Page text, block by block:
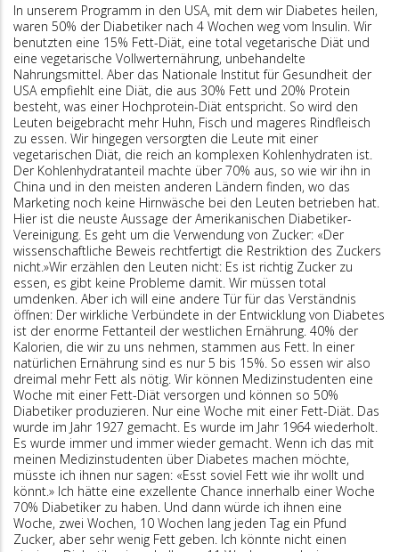
In unserem Programm in den USA, mit dem wir Diabetes heilen,
waren 50% der Diabetiker nach 4 Wochen weg vom Insulin. Wir
benutzten eine 15% Fett-Diät, eine total vegetarische Diät und
eine vegetarische Vollwerternährung, unbehandelte
Nahrungsmittel. Aber das Nationale Institut für Gesundheit der
USA empfiehlt eine Diät, die aus 30% Fett und 20% Protein
besteht, was einer Hochprotein-Diät entspricht. So wird den
Leuten beigebracht mehr Huhn, Fisch und mageres Rindfleisch
zu essen. Wir hingegen versorgten die Leute mit einer
vegetarischen Diät, die reich an komplexen Kohlenhydraten ist.
Der Kohlenhydratanteil machte über 70% aus, so wie wir ihn in
China und in den meisten anderen Ländern finden, wo das
Marketing noch keine Hirnwäsche bei den Leuten betrieben hat.
Hier ist die neuste Aussage der Amerikanischen Diabetiker-
Vereinigung. Es geht um die Verwendung von Zucker: «Der
wissenschaftliche Beweis rechtfertigt die Restriktion des Zuckers
nicht.»Wir erzählen den Leuten nicht: Es ist richtig Zucker zu
essen, es gibt keine Probleme damit. Wir müssen total
umdenken. Aber ich will eine andere Tür für das Verständnis
öffnen: Der wirkliche Verbündete in der Entwicklung von Diabetes
ist der enorme Fettanteil der westlichen Ernährung. 40% der
Kalorien, die wir zu uns nehmen, stammen aus Fett. In einer
natürlichen Ernährung sind es nur 5 bis 15%. So essen wir also
dreimal mehr Fett als nötig. Wir können Medizinstudenten eine
Woche mit einer Fett-Diät versorgen und können so 50%
Diabetiker produzieren. Nur eine Woche mit einer Fett-Diät. Das
wurde im Jahr 1927 gemacht. Es wurde im Jahr 1964 wiederholt.
Es wurde immer und immer wieder gemacht. Wenn ich das mit
meinen Medizinstudenten über Diabetes machen möchte,
müsste ich ihnen nur sagen: «Esst soviel Fett wie ihr wollt und
könnt.» Ich hätte eine exzellente Chance innerhalb einer Woche
70% Diabetiker zu haben. Und dann würde ich ihnen eine
Woche, zwei Wochen, 10 Wochen lang jeden Tag ein Pfund
Zucker, aber sehr wenig Fett geben. Ich könnte nicht einen